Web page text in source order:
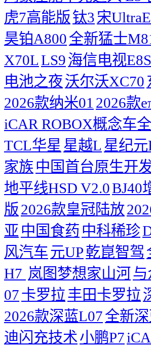
虎7高能版钛3 宋
昊铂A800全新猛士
X70LLS9海信电视E8S
电池之夜沃尔沃XC70
2026款纳米01 2026款
iCAR ROBOX概念车
TCL华星 星越L 星纪元
家族 中国首台原生开
地平线HSD V2.0BJ40
版2026款皇冠陆放
亚 中国食药 中科稀珍
风汽车元UP乾崑智驾
H7 ​ 岚图梦想家山河与
07卡罗拉丰田卡罗拉
2026款深蓝L07全新
迪闪充技术小鹏P7